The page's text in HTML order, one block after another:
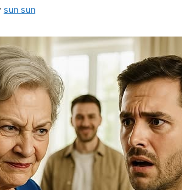
sun sun